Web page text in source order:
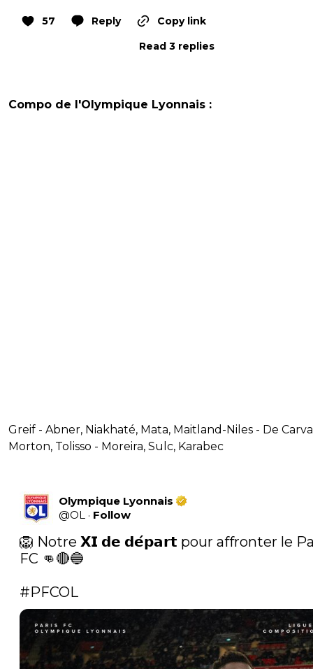
57 Reply
Copy link
Read 3 replies
Compo de l'Olympique Lyonnais :
Greif - Abner, Niakhaté, Mata, Maitland-Niles - De
Morton, Tolisso - Moreira, Sulc, Karabec
Olympique Lyonnais
@OL · Follow
🦁 Notre 𝗫𝗜 𝗱𝗲 𝗱𝗲́𝗽𝗮𝗿𝘁 pour affronter le
FC 👊🔴🔵
#PFCOL